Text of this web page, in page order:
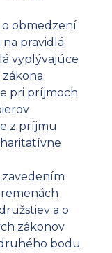
o obmedzení
pravidlá
vyplývajúce
pri príjmoch
z príjmu
zavedením
a o
zákonov
bodu